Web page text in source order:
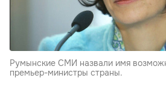
Румынские СМИ назвали имя
премьер-министры страны.